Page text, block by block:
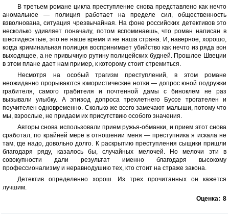
В третьем романе цикла преступление снова представлено как нечто
аномальное — полиция работает на пределе сил, общественность
взволнована, ситуация чрезвычайная. На фоне российских детективов это
несколько удивляет поначалу, потом вспоминаешь, что роман написан в
шестидесятые, это не наше время и не наша страна. И, наверное, хорошо,
когда криминальная полиция воспринимает убийство как нечто из ряда вон
выходящее, а не привычную рутину полицейских будней. Прошлое Швеции
в этом плане дает нам пример, к которому стоит стремиться.
Несмотря на особый трагизм преступлений, в этом романе
неожиданно прорываются юмористические нотки — допрос юной подружки
грабителя, самого грабителя и почтенной дамы с биноклем не раз
вызывали улыбку. А эпизод допроса трехлетнего Буссе трогателен и
поучителен одновременно. Сколько же всего замечают малыши, потому что
мы, взрослые, не придаем их присутствию особого значения.
Авторы снова использовали прием ружья-обманки, и прием этот снова
сработал, по крайней мере в отношении меня — преступника я искала не
там, где надо, довольно долго. К раскрытию преступления сыщики пришли
благодаря ряду, казалось бы, случайных мелочей. Но мелочи эти в
совокупности дали результат именно благодаря высокому
профессионализму и неравнодушию тех, кто стоит на страже закона.
Детектив определенно хорош. Из трех прочитанных он кажется
лучшим.
Оценка: 8